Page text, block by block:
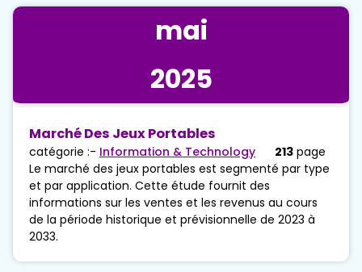
mai
2025
Marché Des Jeux Portables
catégorie :- Information & Technology 213 page
Le marché des jeux portables est segmenté par type
et par application. Cette étude fournit des
informations sur les ventes et les revenus au cours
de la période historique et prévisionnelle de 2023 à
2033.